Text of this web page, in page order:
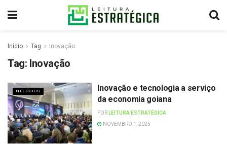
Início Tag Inovação
Tag: Inovação
NEGÓCIOS
Inovação e tecnologia a serviço
da economia goiana
POR LEITURA ESTRATÉGICA
NOVEMBRO 1, 2025